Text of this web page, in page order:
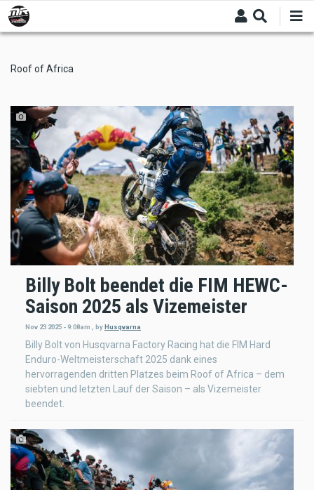
Skip
to
main
Roof of Africa
Billy Bolt beendet die FIM HEWC-
Saison 2025 als Vizemeister
Nov 23 2025 - 9:08am , by Husqvarna
Billy Bolt von Husqvarna Factory Racing hat die FIM Hard
Enduro-Weltmeisterschaft 2025 dank eines
hervorragenden dritten Platzes beim Roof of Africa – dem
siebten und letzten Lauf der Saison – als Vizemeister
beendet.